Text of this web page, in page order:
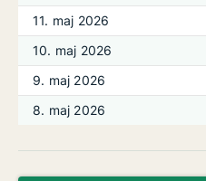
11. maj 2026
10. maj 2026
9. maj 2026
8. maj 2026